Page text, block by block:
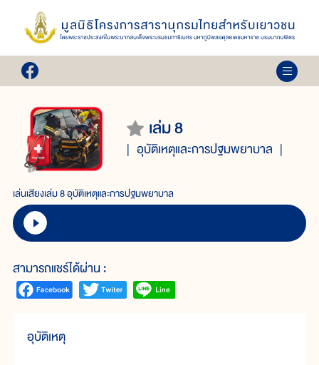
เล่ม 8
อุบัติเหตุและการปฐมพยาบาล
เล่นเสียงเล่ม 8 อุบัติเหตุและการปฐมพยาบาล
สามารถแชร์ได้ผ่าน :
อุบัติเหตุ